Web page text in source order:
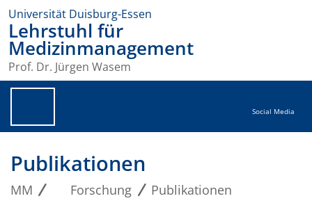
Universität Duisburg-Essen
Lehrstuhl für
Medizinmanagement
Prof. Dr. Jürgen Wasem
Social Media
Publikationen
MM Forschung Publikationen